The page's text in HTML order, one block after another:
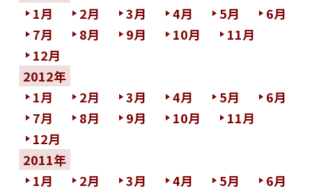
1月
2月 3月 4月 5月
6月
7月
8月 9月 10月
11月
12月
2012年
1月
2月 3月 4月 5月
6月
7月
8月 9月 10月
11月
12月
2011年
1月
2月 3月 4月 5月
6月